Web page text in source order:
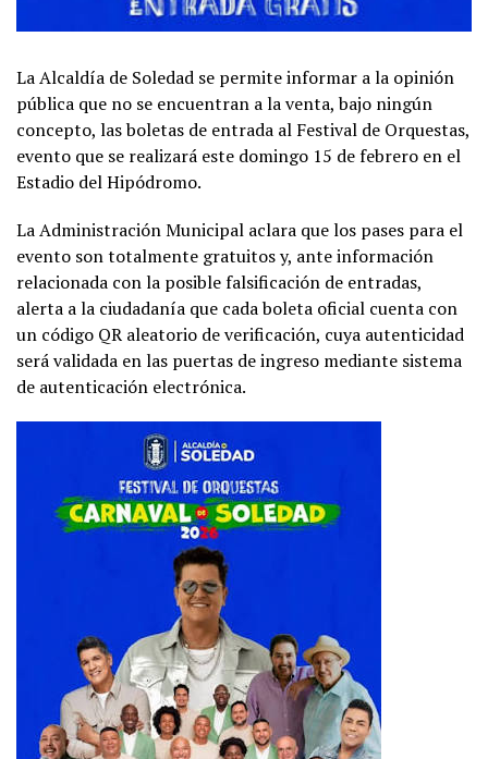
La Alcaldía de Soledad se permite informar a la opinión
pública que no se encuentran a la venta, bajo ningún
concepto, las boletas de entrada al Festival de Orquestas,
evento que se realizará este domingo 15 de febrero en el
Estadio del Hipódromo.
La Administración Municipal aclara que los pases para el
evento son totalmente gratuitos y, ante información
relacionada con la posible falsificación de entradas,
alerta a la ciudadanía que cada boleta oficial cuenta con
un código QR aleatorio de verificación, cuya autenticidad
será validada en las puertas de ingreso mediante sistema
de autenticación electrónica.